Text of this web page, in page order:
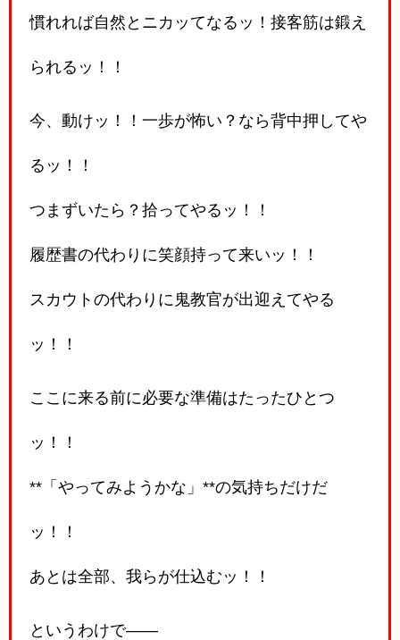
慣れれば自然とニカッてなるッ！接客筋は鍛え
られるッ！！
今、動けッ！！一歩が怖い？なら背中押してや
るッ！！
つまずいたら？拾ってやるッ！！
履歴書の代わりに笑顔持って来いッ！！
スカウトの代わりに鬼教官が出迎えてやる
ッ！！
ここに来る前に必要な準備はたったひとつ
ッ！！
**「やってみようかな」**の気持ちだけだ
ッ！！
あとは全部、我らが仕込むッ！！
というわけで――